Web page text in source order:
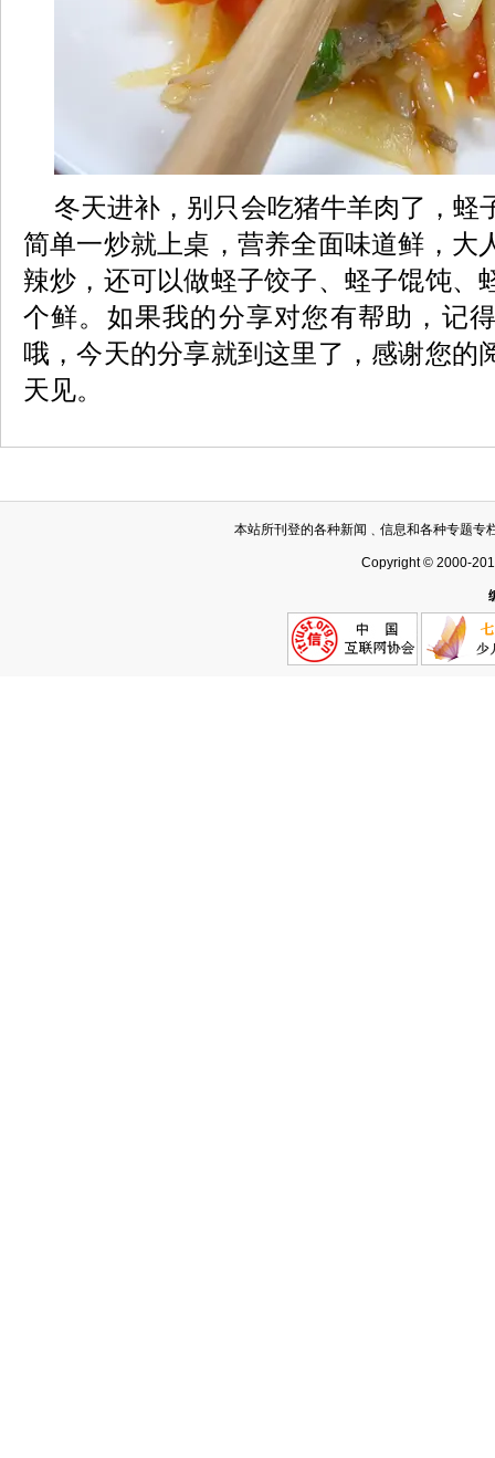
冬天进补，别只会吃猪牛羊肉了，蛏
简单一炒就上桌，营养全面味道鲜，大
辣炒，还可以做蛏子饺子、蛏子馄饨、
个鲜。如果我的分享对您有帮助，记
哦，今天的分享就到这里了，感谢您的
天见。
本站所刊登的各种新闻﹑信息和各种专题专
Copyright © 2000-